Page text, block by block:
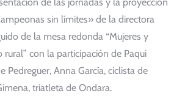
sin límites» de la directora
de la mesa redonda “Mujeres y
con la participación de Paqui
Pedreguer, Anna García, ciclista de
triatleta de Ondara.